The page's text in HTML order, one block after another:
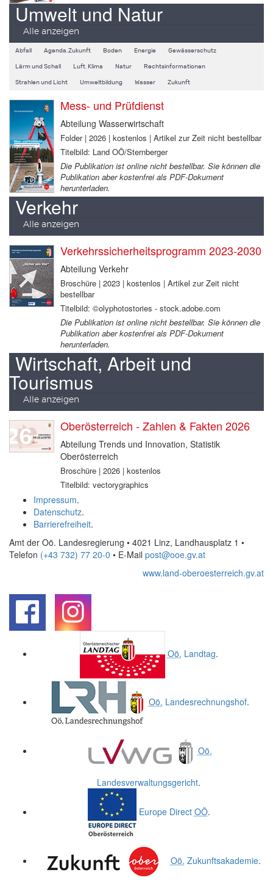
Umwelt und Natur
Alle anzeigen
Abfall Agenda.Zukunft Boden Energie Gewässerschutz
Lärm und Schall Luft, Klima Natur Rechtsinformationen
Strahlen und Licht Umweltbildung Wasser Zukunft
Mess- und Prüfdienst
Abteilung Wasserwirtschaft
Folder | 2026 | kostenlos | Artikel zur Zeit nicht bestellbar
Titelbild: Land OÖ/Sternberger
Die Publikation ist online nicht bestellbar. Sie können die
Publikation aber kostenfrei als PDF-Dokument
herunterladen.
Verkehr
Alle anzeigen
Verkehrssicherheitsprogramm 2023-2030
Abteilung Verkehr
Broschüre | 2023 | kostenlos | Artikel zur Zeit nicht
bestellbar
Titelbild: ©olyphotostories - stock.adobe.com
Die Publikation ist online nicht bestellbar. Sie können die
Publikation aber kostenfrei als PDF-Dokument
herunterladen.
Wirtschaft, Arbeit und
Tourismus
Alle anzeigen
Oberösterreich - Zahlen & Fakten 2026
Abteilung Trends und Innovation, Statistik
Oberösterreich
Broschüre | 2026 | kostenlos
Titelbild: vectorygraphics
Impressum.
Datenschutz.
Barrierefreiheit.
Amt der Oö. Landesregierung • 4021 Linz, Landhausplatz 1 •
Telefon (+43 732) 77 20-0 • E-Mail post@ooe.gv.at
www.land-oberoesterreich.gv.at
Oö. Landtag.
Oö. Landesrechnungshof.
Oö.
Landesverwaltungsgericht.
Europe Direct OÖ.
Oö. Zukunftsakademie.